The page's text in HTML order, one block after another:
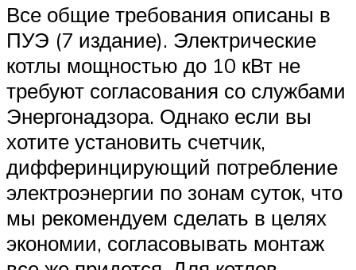
Все общие требования описаны в
ПУЭ (7 издание). Электрические
котлы мощностью до 10 кВт не
требуют согласования со службами
Энергонадзора. Однако если вы
хотите установить счетчик,
дифферинцирующий потребление
электроэнергии по зонам суток, что
мы рекомендуем сделать в целях
экономии, согласовывать монтаж